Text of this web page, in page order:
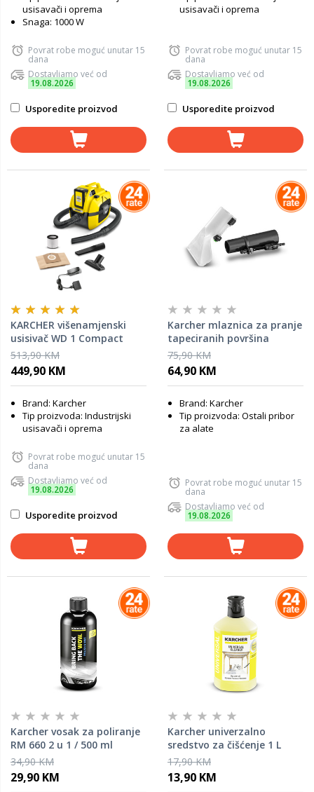
usisavači i oprema
Snaga: 1000 W
Povrat robe moguć unutar 15
dana
Dostavljamo već od
19.08.2026
Usporedite proizvod
usisavači i oprema
Povrat robe moguć unutar 15
dana
Dostavljamo već od
19.08.2026
Usporedite proizvod
KARCHER višenamjenski
usisivač WD 1 Compact
battery set
513,90 KM
449,90 KM
Brand: Karcher
Tip proizvoda: Industrijski
usisavači i oprema
Povrat robe moguć unutar 15
dana
Dostavljamo već od
19.08.2026
Usporedite proizvod
Karcher mlaznica za pranje
tapeciranih površina
75,90 KM
64,90 KM
Brand: Karcher
Tip proizvoda: Ostali pribor
za alate
Povrat robe moguć unutar 15
dana
Dostavljamo već od
19.08.2026
Karcher vosak za poliranje
RM 660 2 u 1 / 500 ml
34,90 KM
29,90 KM
Karcher univerzalno
sredstvo za čišćenje 1 L
17,90 KM
13,90 KM